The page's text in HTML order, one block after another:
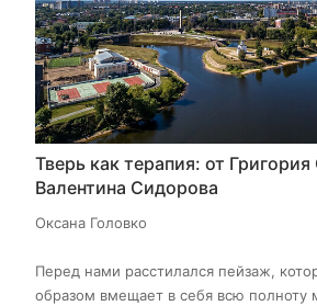
Тверь как терапия: от
Валентина Сидорова
Оксана Головко
Перед нами расстилался пейзаж,
образом вмещает в себя всю полноту